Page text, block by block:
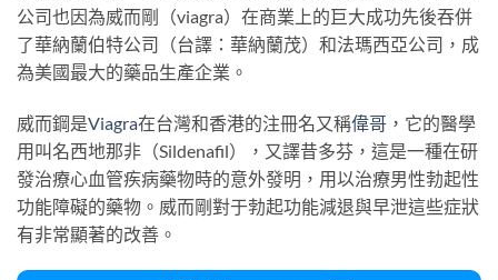
公司也因為威而剛（viagra）在商業上的巨大成功先後吞併
了華納蘭伯特公司（台譯：華納蘭茂）和法瑪西亞公司，成
為美國最大的藥品生產企業。
威而鋼是Viagra在台灣和香港的注冊名又稱偉哥 ，它的醫學
用叫名西地那非（Sildenafil），又譯昔多芬，這是一種在研
發治療心血管疾病藥物時的意外發明，用以治療男性勃起性
功能障礙的藥物。威而剛對于勃起功能減退與早泄這些症狀
有非常顯著的改善。